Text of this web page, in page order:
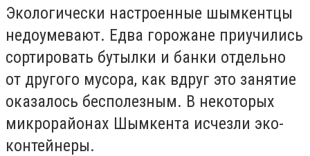
Экологически настроенные шымкентцы
недоумевают. Едва горожане приучились
сортировать бутылки и банки отдельно
от другого мусора, как вдруг это занятие
оказалось бесполезным. В некоторых
микрорайонах Шымкента исчезли эко-
контейнеры.